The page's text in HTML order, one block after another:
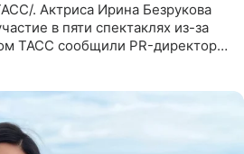
. Актриса Ирина Безрукова
в пяти спектаклях из-за
ТАСС сообщили PR-директор